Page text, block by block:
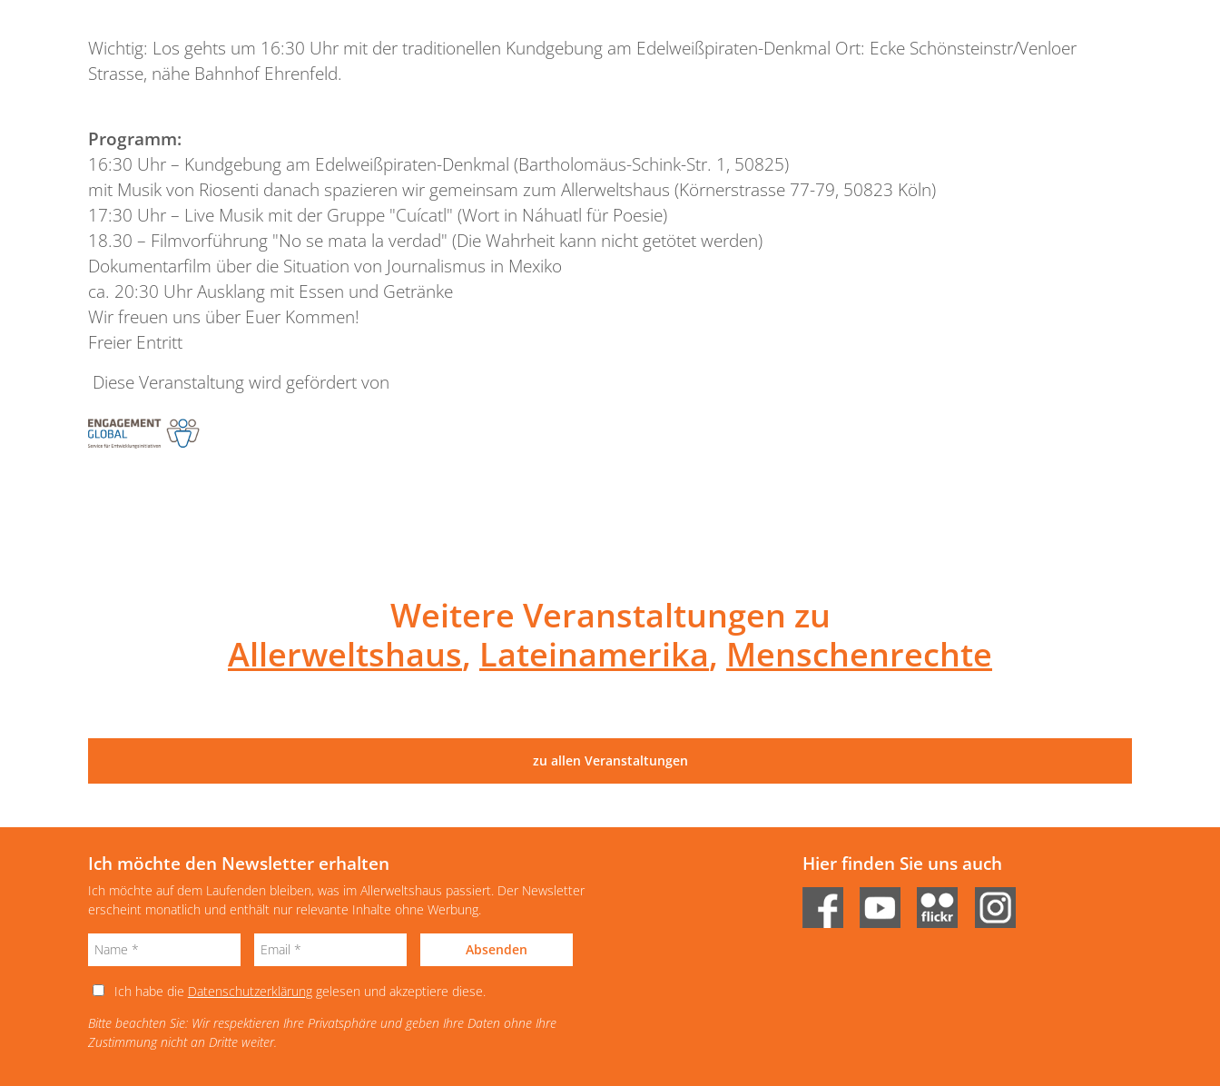
Wichtig: Los gehts um 16:30 Uhr mit der traditionellen Kundgebung am Edelweißpiraten-Denkmal Ort: Ecke Schönsteinstr/Venloer
Strasse, nähe Bahnhof Ehrenfeld.
Programm:
16:30 Uhr – Kundgebung am Edelweißpiraten-Denkmal (Bartholomäus-Schink-Str. 1, 50825)
mit Musik von Riosenti danach spazieren wir gemeinsam zum Allerweltshaus (Körnerstrasse 77-79, 50823 Köln)
17:30 Uhr – Live Musik mit der Gruppe "Cuícatl" (Wort in Náhuatl für Poesie)
18.30 – Filmvorführung "No se mata la verdad" (Die Wahrheit kann nicht getötet werden)
Dokumentarfilm über die Situation von Journalismus in Mexiko
ca. 20:30 Uhr Ausklang mit Essen und Getränke
Wir freuen uns über Euer Kommen!
Freier Entritt
Diese Veranstaltung wird gefördert von
Weitere Veranstaltungen zu
Allerweltshaus, Lateinamerika, Menschenrechte
zu allen Veranstaltungen
Ich möchte den Newsletter erhalten
Ich möchte auf dem Laufenden bleiben, was im Allerweltshaus passiert. Der Newsletter
erscheint monatlich und enthält nur relevante Inhalte ohne Werbung.
Absenden
Ich habe die Datenschutzerklärunggelesen und akzeptiere diese.
Bitte beachten Sie: Wir respektieren Ihre Privatsphäre und geben Ihre Daten ohne Ihre
Zustimmung nicht an Dritte weiter.
Hier finden Sie uns auch